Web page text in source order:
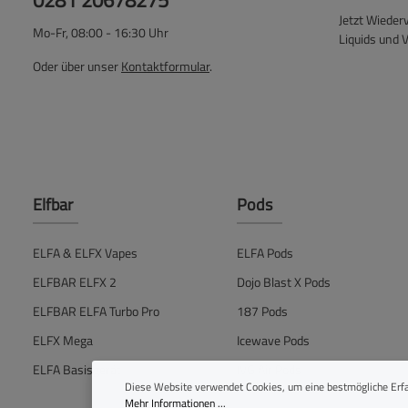
Mo-Fr, 08:00 - 16:30 Uhr
Oder über unserKontaktformular.
Jetzt
Liquids und
Elfbar
ELFA & ELFX Vapes
ELFBAR ELFX 2
ELFBAR ELFA Turbo Pro
ELFX Mega
ELFA Basisgerät
Pods
ELFA Pods
Dojo Blast X Pods
187 Pods
Icewave Pods
Diese Website verwendet Cookies, um eine bestmögliche
Mehr Informationen ...